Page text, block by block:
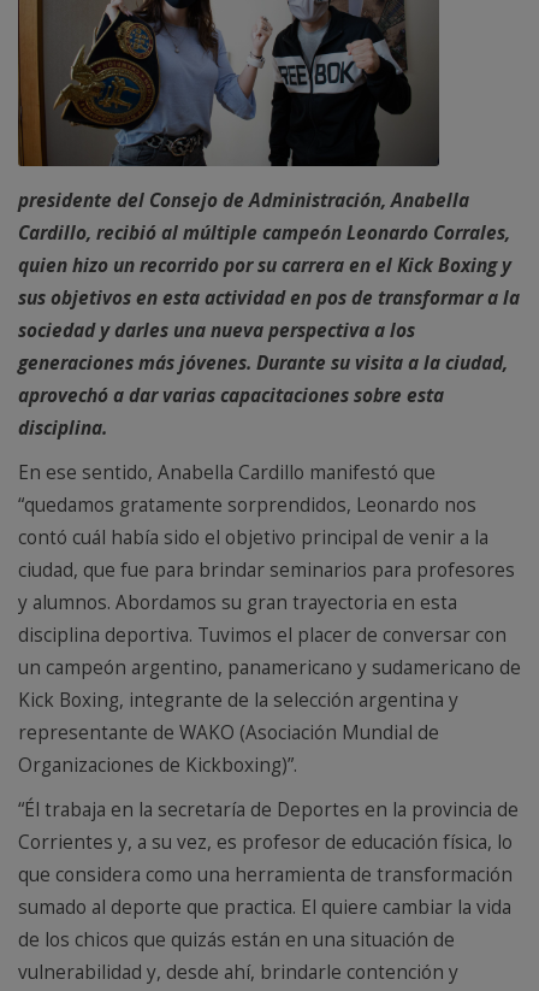
presidente del Consejo de Administración, Anabella
Cardillo, recibió al múltiple campeón Leonardo Corrales,
quien hizo un recorrido por su carrera en el Kick Boxing y
sus objetivos en esta actividad en pos de transformar a la
sociedad y darles una nueva perspectiva a los
generaciones más jóvenes. Durante su visita a la ciudad,
aprovechó a dar varias capacitaciones sobre esta
disciplina.
En ese sentido, Anabella Cardillo manifestó que
“quedamos gratamente sorprendidos, Leonardo nos
contó cuál había sido el objetivo principal de venir a la
ciudad, que fue para brindar seminarios para profesores
y alumnos. Abordamos su gran trayectoria en esta
disciplina deportiva. Tuvimos el placer de conversar con
un campeón argentino, panamericano y sudamericano de
Kick Boxing, integrante de la selección argentina y
representante de WAKO (Asociación Mundial de
Organizaciones de Kickboxing)”.
“Él trabaja en la secretaría de Deportes en la provincia de
Corrientes y, a su vez, es profesor de educación física, lo
que considera como una herramienta de transformación
sumado al deporte que practica. El quiere cambiar la vida
de los chicos que quizás están en una situación de
vulnerabilidad y, desde ahí, brindarle contención y